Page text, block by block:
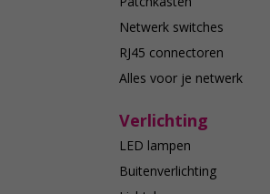
Netwerk switches
RJ45 connectoren
Alles voor je netwerk
Verlichting
LED lampen
Buitenverlichting